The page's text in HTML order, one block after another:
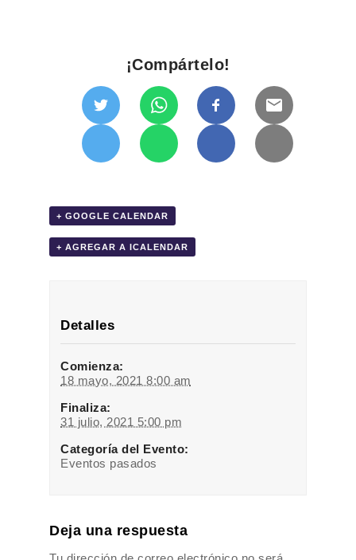
¡Compártelo!
+ GOOGLE CALENDAR
+ AGREGAR A ICALENDAR
Detalles
Comienza:
18 mayo, 2021 8:00 am
Finaliza:
31 julio, 2021 5:00 pm
Categoría del Evento:
Eventos pasados
Deja una respuesta